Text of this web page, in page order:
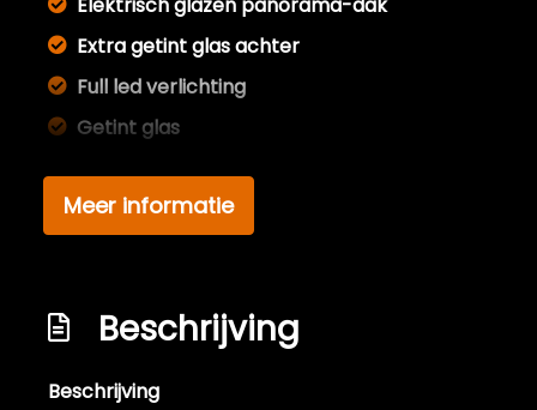
Extra getint glas achter
Full led verlichting
Getint glas
Koplampen adaptief
Led koplampen
Meer informatie
Beschrijving
Beschrijving